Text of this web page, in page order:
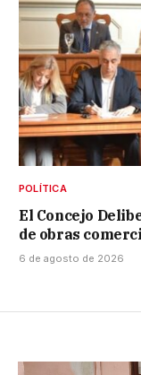
POLÍTICA
El Concejo
de obras
6 de agosto de 2026